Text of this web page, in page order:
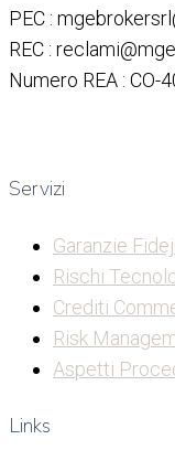
PEC :
REC :
Numero REA : CO-
Servizi
Garanzie
Rischi
Crediti
Risk
Aspetti
Links